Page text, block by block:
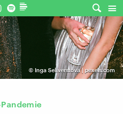
© Inga Seliverstova | pexels.com